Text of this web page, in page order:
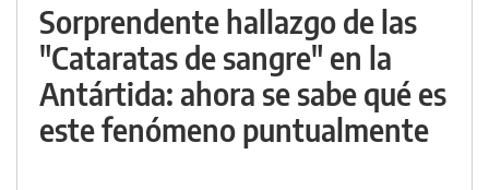
Sorprendente hallazgo de las
"Cataratas de sangre" en la
Antártida: ahora se sabe qué es
este fenómeno puntualmente